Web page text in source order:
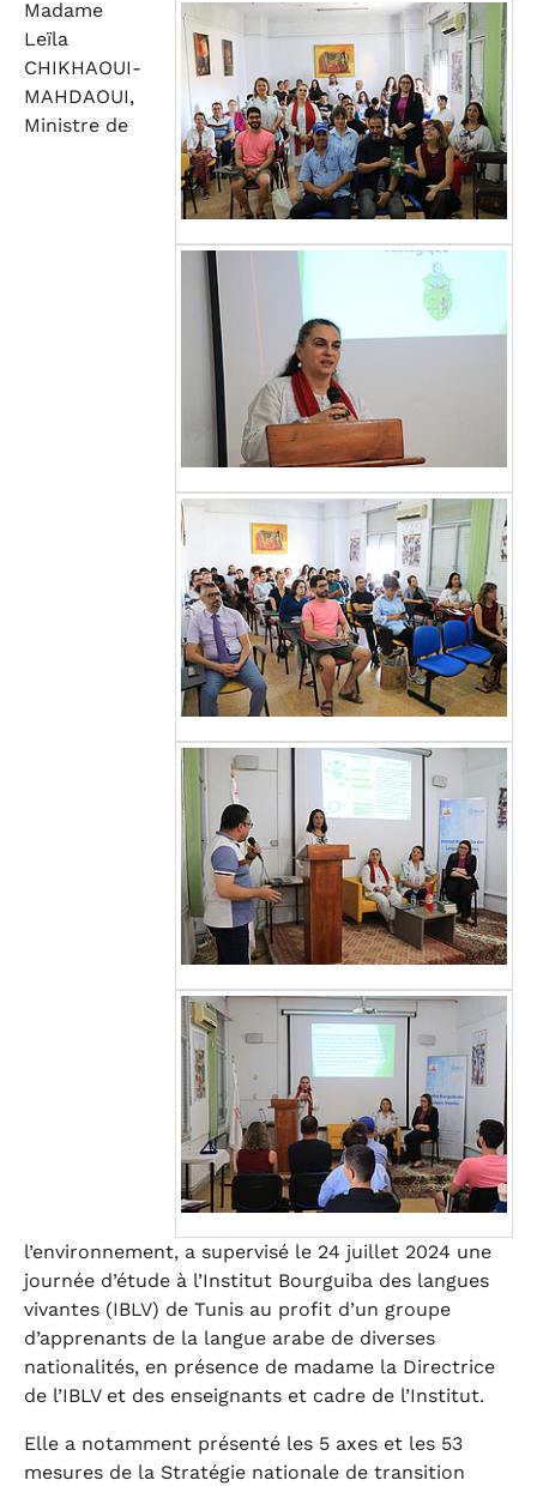
Madame
Leïla
CHIKHAOUI-
MAHDAOUI,
Ministre de
l’environnement, a supervisé le 24 juillet 2024 une
journée d’étude à l’Institut Bourguiba des langues
vivantes (IBLV) de Tunis au profit d’un groupe
d’apprenants de la langue arabe de diverses
nationalités, en présence de madame la Directrice
de l’IBLV et des enseignants et cadre de l’Institut.
Elle a notamment présenté les 5 axes et les 53
mesures de la Stratégie nationale de transition